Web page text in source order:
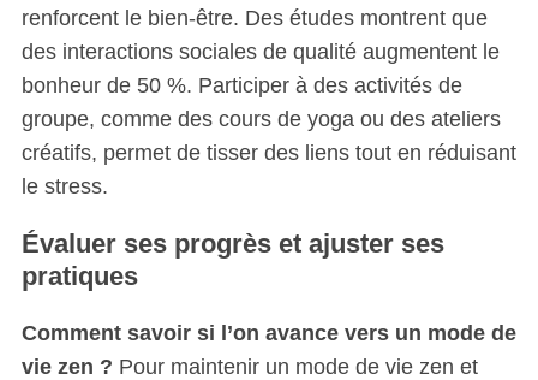
renforcent le bien-être. Des études montrent que
des interactions sociales de qualité augmentent le
bonheur de 50 %. Participer à des activités de
groupe, comme des cours de yoga ou des ateliers
créatifs, permet de tisser des liens tout en réduisant
le stress.
Évaluer ses progrès et ajuster ses
pratiques
Comment savoir si l’on avance vers un mode de
vie zen ? Pour maintenir un mode de vie zen et